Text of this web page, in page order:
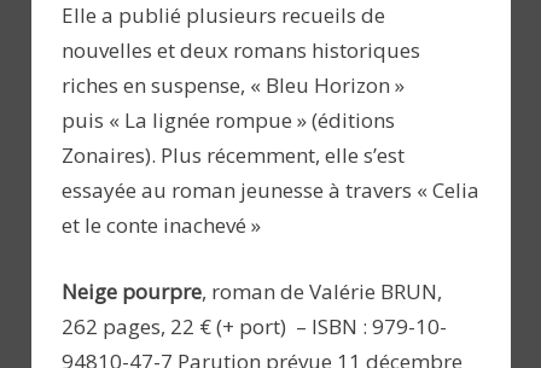
Elle a publié plusieurs recueils de
nouvelles et deux romans historiques
riches en suspense, « Bleu Horizon »
puis « La lignée rompue » (éditions
Zonaires). Plus récemment, elle s’est
essayée au roman jeunesse à travers « Celia
et le conte inachevé »
Neige pourpre, roman de Valérie BRUN,
262 pages, 22 € (+ port) – ISBN : 979-10-
94810-47-7 Parution prévue 11 décembre